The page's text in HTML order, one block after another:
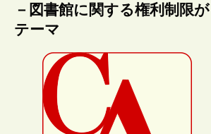
－図書館に関する権利制限が
テーマ